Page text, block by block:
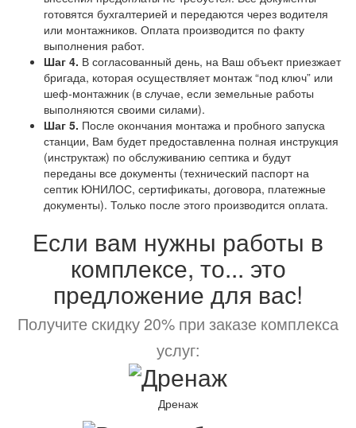
готовятся бухгалтерией и передаются через водителя
или монтажников. Оплата производится по факту
выполнения работ.
Шаг 4. В согласованный день, на Ваш объект приезжает
бригада, которая осуществляет монтаж “под ключ” или
шеф-монтажник (в случае, если земельные работы
выполняются своими силами).
Шаг 5. После окончания монтажа и пробного запуска
станции, Вам будет предоставленна полная инструкция
(инструктаж) по обслуживанию септика и будут
переданы все документы (технический паспорт на
септик ЮНИЛОС, сертификаты, договора, платежные
документы). Только после этого производится оплата.
Если вам нужны работы в
комплексе, то... это
предложение для вас!
Получите скидку 20% при заказе комплекса
услуг:
Дренаж